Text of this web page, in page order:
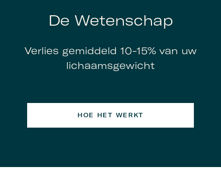
De Wetenschap
Verlies gemiddeld 10-15% van uw
lichaamsgewicht
HOE HET WERKT